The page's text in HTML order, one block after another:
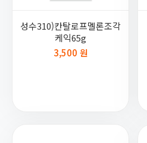
성수310)칸탈로프멜론조각
케익65g
3,500 원